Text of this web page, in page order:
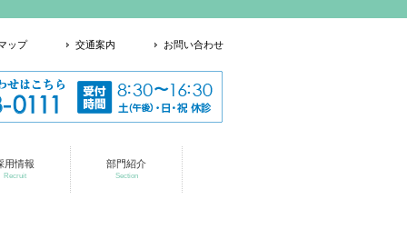
ップ 交通案内 お問い合わせ
用情報
Recruit
部門紹介
Section